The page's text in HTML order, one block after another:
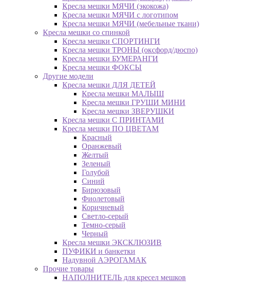
Кресла мешки МЯЧИ (экокожа)
Кресла мешки МЯЧИ с логотипом
Кресла мешки МЯЧИ (мебельные ткани)
Кресла мешки со спинкой
Кресла мешки СПОРТИНГИ
Кресла мешки ТРОНЫ (оксфорд/дюспо)
Кресла мешки БУМЕРАНГИ
Кресла мешки ФОКСЫ
Другие модели
Кресла мешки ДЛЯ ДЕТЕЙ
Кресла мешки МАЛЫШ
Кресла мешки ГРУШИ МИНИ
Кресла мешки ЗВЕРУШКИ
Кресла мешки С ПРИНТАМИ
Кресла мешки ПО ЦВЕТАМ
Красный
Оранжевый
Желтый
Зеленый
Голубой
Синий
Бирюзовый
Фиолетовый
Коричневый
Светло-серый
Темно-серый
Черный
Кресла мешки ЭКСКЛЮЗИВ
ПУФИКИ и банкетки
Надувной АЭРОГАМАК
Прочие товары
НАПОЛНИТЕЛЬ для кресел мешков